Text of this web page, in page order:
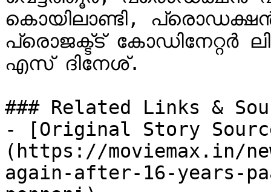
കൊയിലാണ്ടി,
പ്രൊജക്ട്ട് കോഡിനേറ്റർ
എസ് ദിനേശ്.
### Related Links &
- [Original Story
(https://moviemax.in/
again-after-16-years-